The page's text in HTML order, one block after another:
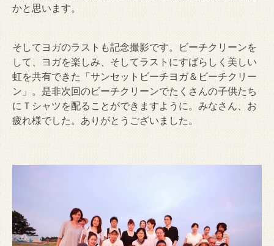
かと思います。
そしてヨガのラストも記念撮影です。ビーチクリーンを
して、ヨガを楽しみ、そしてラストにすばらしく美しい
虹を共有できた「サンセットビーチヨガ＆ビーチクリー
ン」。是非次回のビーチクリーンでたくさんの子供たち
にＴシャツを配ることができますように。みなさん、お
疲れ様でした。ありがとうございました。